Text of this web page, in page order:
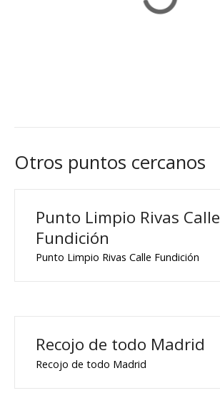
Otros puntos cercanos
Punto Limpio Rivas Calle
Fundición
Punto Limpio Rivas Calle Fundición
Recojo de todo Madrid
Recojo de todo Madrid